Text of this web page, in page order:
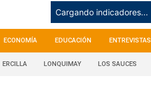
Cargando indicadores...
ECONOMÍA EDUCACIÓN ENTREVISTAS
ERCILLA LONQUIMAY LOS SAUCES